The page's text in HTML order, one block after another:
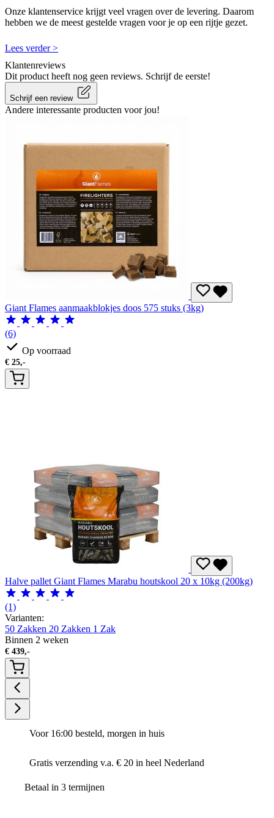
Onze klantenservice krijgt veel vragen over de levering. Daarom
hebben we de meest gestelde vragen voor je op een rijtje gezet.
Lees verder >
Klantenreviews
Dit product heeft nog geen reviews. Schrijf de eerste!
Schrijf een review
Andere interessante producten voor jou!
Giant Flames aanmaakblokjes doos 575 stuks (3kg)
(6)
Op voorraad
€ 25,-
Halve pallet Giant Flames Marabu houtskool 20 x 10kg (200kg)
(1)
Varianten:
50 Zakken 20 Zakken 1 Zak
Binnen 2 weken
€ 439,-
Voor 16:00 besteld, morgen in huis
Gratis verzending v.a. € 20 in heel Nederland
Betaal in 3 termijnen